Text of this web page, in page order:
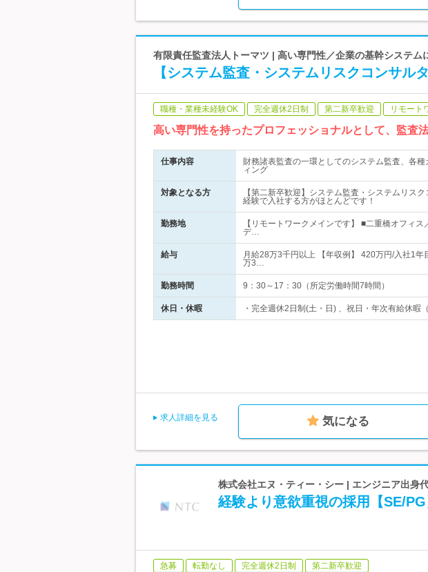
有限責任監査法人トーマツ | 高い専門性／企業の基幹システム
【システム監査・システムリスクコンサル
職種・業種未経験OK 完全週休2日制 第二新卒歓迎 リモート
高い専門性を持ったプロフェッショナルとして、監査
仕事内容
財務諸表監査の一環としてのシステム監査、各
ィング
対象となる方
【第二新卒歓迎】システム監査・システムリス
経験で入社する方がほとんどです！
勤務地
【リモートワークメインです】 ■二重橋オフィ
デ…
給与
月給28万3千円以上 【年収例】 420万円/入社1
万3…
勤務時間 9：30～17：30（所定労働時間7時間）
休日・休暇 ・完全週休2日制(土・日) 、祝日・年次有給休
求人詳細を見る 気になる
株式会社エヌ・ティー・シー | エンジニア出身
経験より意欲重視の採用【SE/
急募 転勤なし 完全週休2日制 第二新卒歓迎